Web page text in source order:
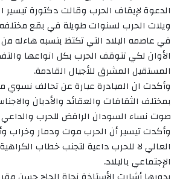
الدعوة لإيقاف الحرب وقالت دكتورة
ويلات الحرب لسنوات طويلة في بقع مختلفه
في عاصمه البلاد التي تكتظ بنسبه هاءله
الأوان لكي تتوقف الحرب بكل انواعها
المستقبل المشرق للأجيال القادمة.
وأكدت ان المبادرة عبارة عن تحالف
بمختلف الثقافات والعقائد والأديان
صوت نساء السودان الرافض للحرب والداعي
وأكدت تيسير أن الحرب موت ودمار وخراب
العالي لا للحرب داعية لتجنب خطاب
الإجتماعي بالبلاد.